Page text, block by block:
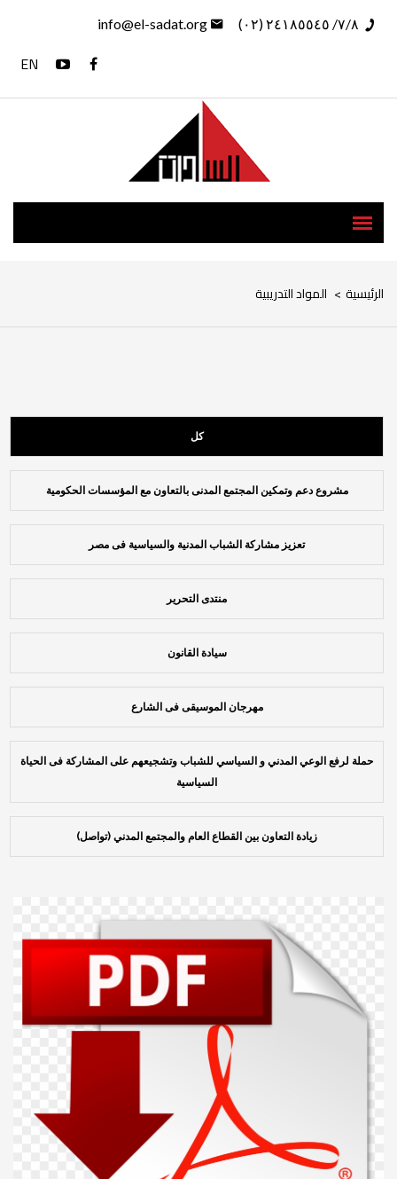
info@el-sadat.org
EN
الرئيسية > المواد التدريبية
كل
مشروع دعم وتمكين المجتمع المدنى بالتعاون مع المؤسسات الحكومية
تعزيز مشاركة الشباب المدنية والسياسية فى مصر
منتدى التحرير
سيادة القانون
مهرجان الموسيقى فى الشارع
حملة لرفع الوعي المدني و السياسي للشباب وتشجيعهم على المشاركة فى الحياة
السياسية
زيادة التعاون بين القطاع العام والمجتمع المدني (تواصل)